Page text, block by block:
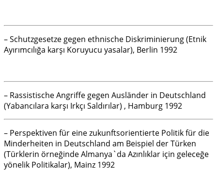
– Schutzgesetze gegen ethnische Diskriminierung (Etnik
Ayırımcılığa karşı Koruyucu yasalar), Berlin 1992
– Rassistische Angriffe gegen Ausländer in Deutschland
(Yabancılara karşı Irkçı Saldırılar) , Hamburg 1992
– Perspektiven für eine zukunftsorientierte Politik für die
Minderheiten in Deutschland am Beispiel der Türken
(Türklerin örneğinde Almanya`da Azınlıklar için geleceğe
yönelik Politikalar), Mainz 1992